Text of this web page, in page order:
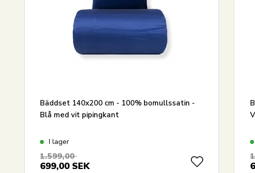
Bäddset 140x200 cm - 100% bomullssatin -
Blå med vit pipingkant
I lager
1.599,00
699,00 SEK